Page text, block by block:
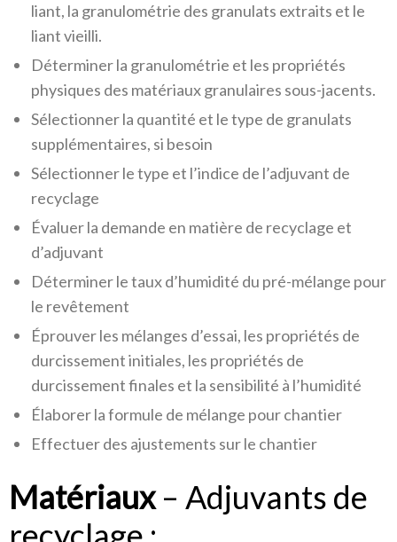
liant, la granulométrie des granulats extraits et le
liant vieilli.
Déterminer la granulométrie et les propriétés
physiques des matériaux granulaires sous-jacents.
Sélectionner la quantité et le type de granulats
supplémentaires, si besoin
Sélectionner le type et l’indice de l’adjuvant de
recyclage
Évaluer la demande en matière de recyclage et
d’adjuvant
Déterminer le taux d’humidité du pré-mélange pour
le revêtement
Éprouver les mélanges d’essai, les propriétés de
durcissement initiales, les propriétés de
durcissement finales et la sensibilité à l’humidité
Élaborer la formule de mélange pour chantier
Effectuer des ajustements sur le chantier
Matériaux– Adjuvants de